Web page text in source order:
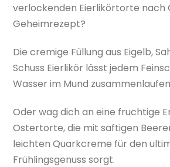
verlockenden Eierlikörtorte nach
Geheimrezept?
Die cremige Füllung aus Eigelb,
Schuss Eierlikör lässt jedem
Wasser im Mund
Oder wag dich an eine fruchtige
Ostertorte, die mit saftigen
leichten Quarkcreme für den
Frühlingsgenuss sorgt.